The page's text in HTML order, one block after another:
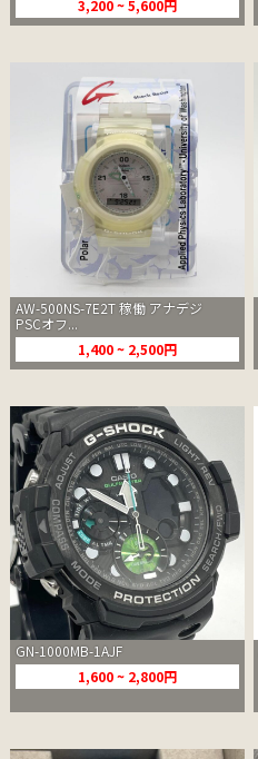
3,200 ~ 5,600円
AW-500NS-7E2T 稼働 アナデジ
PSCオフ...
1,400 ~ 2,500円
GN-1000MB-1AJF
1,600 ~ 2,800円